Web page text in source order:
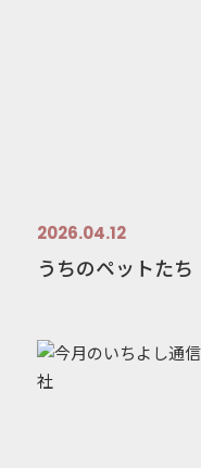
2026.04.12
うちのペットたち